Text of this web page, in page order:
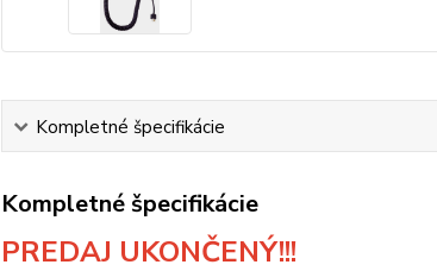
Kompletné špecifikácie
Kompletné špecifikácie
PREDAJ UKONČENÝ!!!